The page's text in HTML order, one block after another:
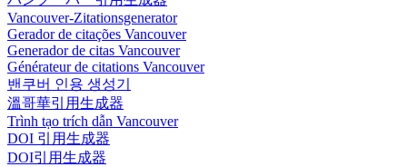
Vancouver-Zitationsgenerator
Gerador de citações Vancouver
Generador de citas Vancouver
Générateur de citations Vancouver
밴쿠버 인용 생성기
溫哥華引用生成器
Trình tạo trích dẫn Vancouver
DOI 引用生成器
DOI引用生成器